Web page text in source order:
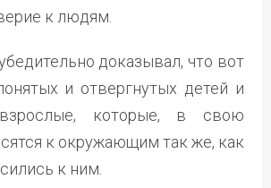
к людям.
доказывал, что вот
и отвергнутых детей и
которые, в свою
к окружающим так же, как
к ним.